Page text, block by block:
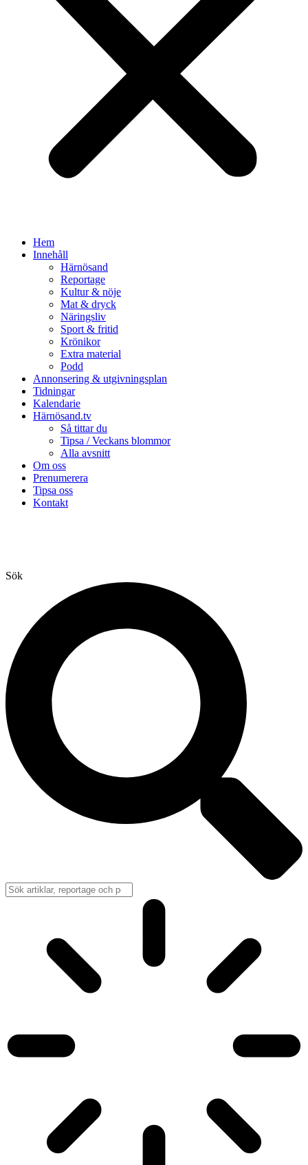
Hem
Innehåll
Härnösand
Reportage
Kultur & nöje
Mat & dryck
Näringsliv
Sport & fritid
Krönikor
Extra material
Podd
Annonsering & utgivningsplan
Tidningar
Kalendarie
Härnösand.tv
Så tittar du
Tipsa / Veckans blommor
Alla avsnitt
Om oss
Prenumerera
Tipsa oss
Kontakt
Sök